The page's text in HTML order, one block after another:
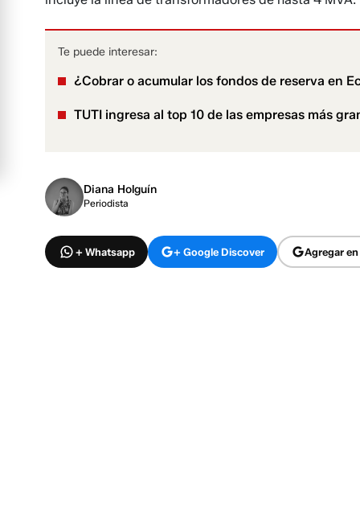
Te puede interesar:
¿Cobrar o acumular los fondos de reserva en
TUTI ingresa al top 10 de las empresas más
Diana Holguín
Periodista
+ Whatsapp + Google Discover Agregar